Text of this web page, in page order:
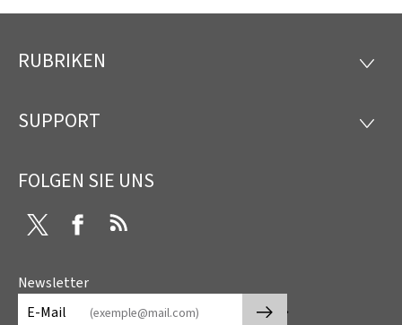
Footer
RUBRIKEN
SUPPORT
FOLGEN SIE UNS
Twitter Facebook
Newsletter
E-Mail
🡒